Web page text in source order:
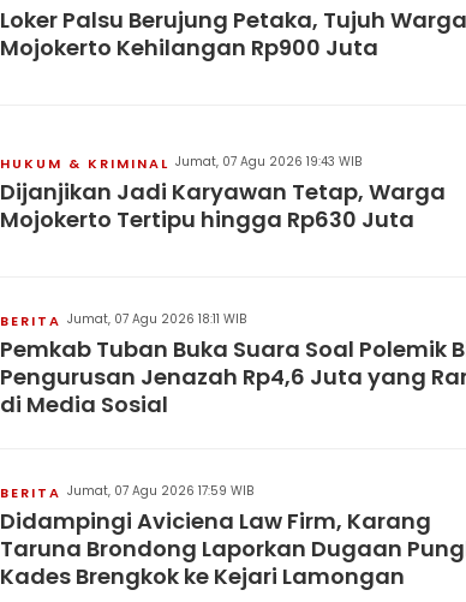
Loker Palsu Berujung Petaka, Tujuh Warga
Mojokerto Kehilangan Rp900 Juta
HUKUM & KRIMINAL Jumat, 07 Agu 2026 19:43 WIB
Dijanjikan Jadi Karyawan Tetap, Warga
Mojokerto Tertipu hingga Rp630 Juta
BERITA Jumat, 07 Agu 2026 18:11 WIB
Pemkab Tuban Buka Suara Soal Polemik
Pengurusan Jenazah Rp4,6 Juta yang
di Media Sosial
BERITA Jumat, 07 Agu 2026 17:59 WIB
Didampingi Aviciena Law Firm, Karang
Taruna Brondong Laporkan Dugaan
Kades Brengkok ke Kejari Lamongan